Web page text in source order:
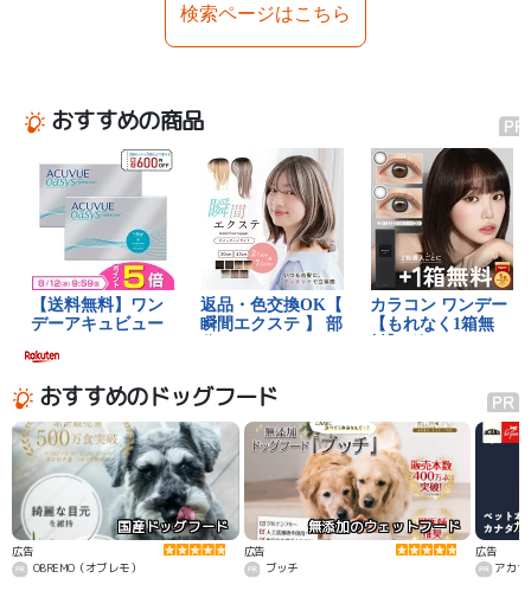
検索ページはこちら
おすすめの商品
おすすめのドッグフード
国産ドッグフード
広告
OBREMO（オブレモ）
無添加のウェットフード
広告
ブッチ
カ
広告
アカ